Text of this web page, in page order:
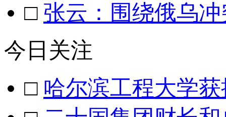
□ 张云：围绕俄乌
今日关注
□ 哈尔滨工程大学